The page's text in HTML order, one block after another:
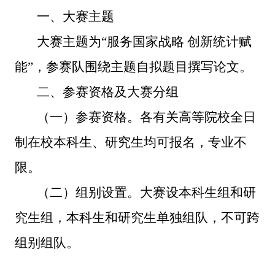
一、 大赛主题
大赛主题为“服务国家战略 创新统计赋
能”，参赛队围绕主题自拟题目撰写论文。
二、参赛资格及大赛分组
（一）参赛资格。 各有关高等院校全日
制在校本科生、研究生均可报名，专业不
限。
（二）组别设置。 大赛设本科生组和研
究生组，本科生和研究生单独组队， 不可跨
组别组队。